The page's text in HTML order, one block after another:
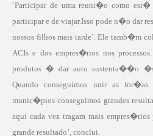
‘Participar de uma reuni�o como
participar e de viajar.Isso pode n�o dar
nossos filhos mais tarde’. Ele tamb�m
ACIs e dos empres�rios nos
produtos � dar auto sustenta��o �s
Quando conseguimos unir as
munic�pios conseguimos grandes
aqui cada vez tragam mais
grande resultado’, conclui.